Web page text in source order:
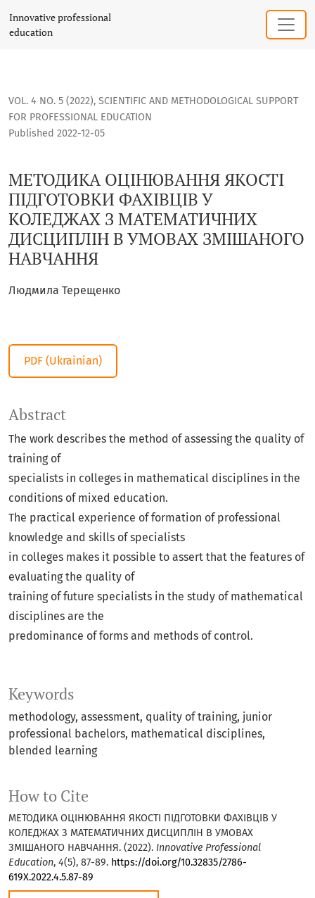
МЕТОДИКА ОЦІНЮВАННЯ ЯКОСТІ ПІДГОТОВКИ
Innovative professional
education
VOL. 4 NO. 5 (2022), SCIENTIFIC AND METHODOLOGICAL SUPPORT
FOR PROFESSIONAL EDUCATION
МЕТОДИКА ОЦІНЮВАННЯ ЯКОСТІ
ПІДГОТОВКИ ФАХІВЦІВ У
КОЛЕДЖАХ З МАТЕМАТИЧНИХ
ДИСЦИПЛІН В УМОВАХ ЗМІШАНОГО
НАВЧАННЯ
Published 2022-12-05
Людмила Терещенко
PDF (Ukrainian)
Keywords
methodology, assessment, quality of training, junior
professional bachelors, mathematical disciplines,
blended learning
How to Cite
МЕТОДИКА ОЦІНЮВАННЯ ЯКОСТІ ПІДГОТОВКИ ФАХІВЦІВ У
КОЛЕДЖАХ З МАТЕМАТИЧНИХ ДИСЦИПЛІН В УМОВАХ
ЗМІШАНОГО НАВЧАННЯ. (2022). Innovative Professional
Education, 4(5), 87-89. https://doi.org/10.32835/2786-
619X.2022.4.5.87-89
Abstract
The work describes the method of assessing the quality of
training of
specialists in colleges in mathematical disciplines in the
conditions of mixed education.
The practical experience of formation of professional
knowledge and skills of specialists
in colleges makes it possible to assert that the features of
evaluating the quality of
training of future specialists in the study of mathematical
disciplines are the
predominance of forms and methods of control.